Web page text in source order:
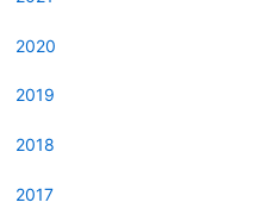
2020
2019
2018
2017